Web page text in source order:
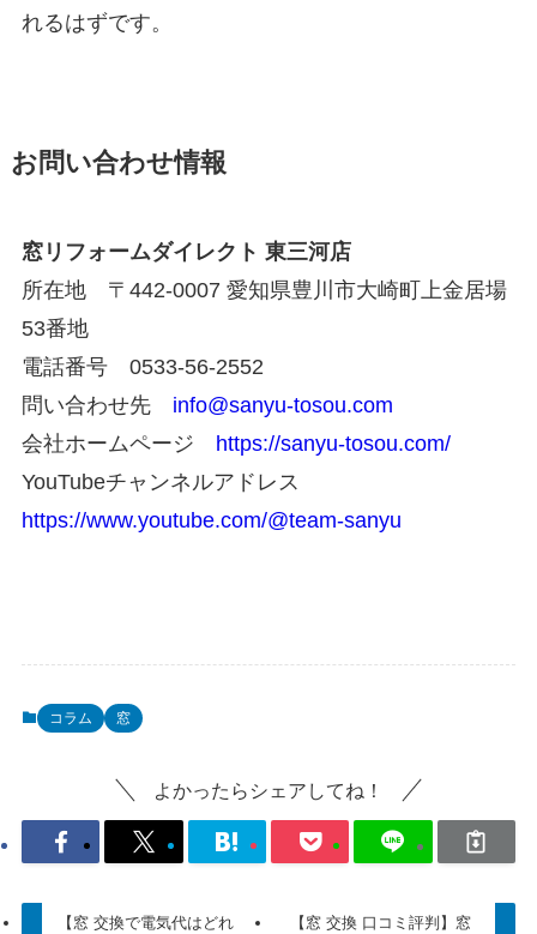
れるはずです。
お問い合わせ情報
窓リフォームダイレクト 東三河店
所在地 〒442-0007 愛知県豊川市大崎町上金居場
53番地
電話番号 0533-56-2552
問い合わせ先 info@sanyu-tosou.com
会社ホームページ https://sanyu-tosou.com/
YouTubeチャンネルアドレス
https://www.youtube.com/@team-sanyu
コラム 窓
よかったらシェアしてね！
【窓 交換で電気代はどれ 【窓 交換 口コミ評判】窓